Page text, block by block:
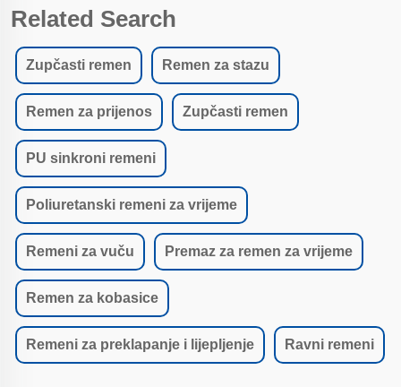
Related Search
Zupčasti remen Remen za stazu
Remen za prijenos Zupčasti remen
PU sinkroni remeni
Poliuretanski remeni za vrijeme
Remeni za vuču Premaz za remen za vrijeme
Remen za kobasice
Remeni za preklapanje i lijepljenje Ravni remeni